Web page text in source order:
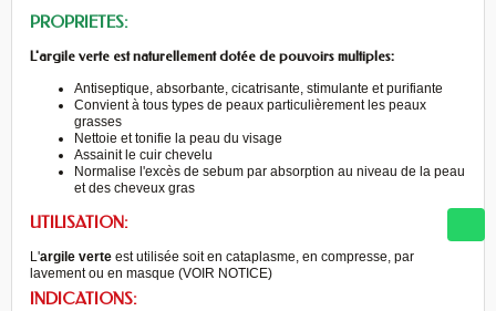
PROPRIETES:
L'argile verte est naturellement dotée de pouvoirs multiples:
Antiseptique, absorbante, cicatrisante, stimulante et purifiante
Convient à tous types de peaux particulièrement les peaux
grasses
Nettoie et tonifie la peau du visage
Assainit le cuir chevelu
Normalise l'excès de sebum par absorption au niveau de la peau
et des cheveux gras
UTILISATION:
L'argile verte est utilisée soit en cataplasme, en compresse, par
lavement ou en masque (VOIR NOTICE)
INDICATIONS: